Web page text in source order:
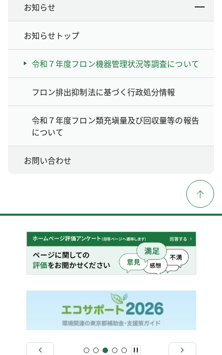
お知らせ
お知らせトップ
令和７年度フロン機器管理状況等調査について
フロン排出抑制法に基づく行政処分情報
令和７年度フロン類充塡量及び回収量等の報告
について
お問い合わせ